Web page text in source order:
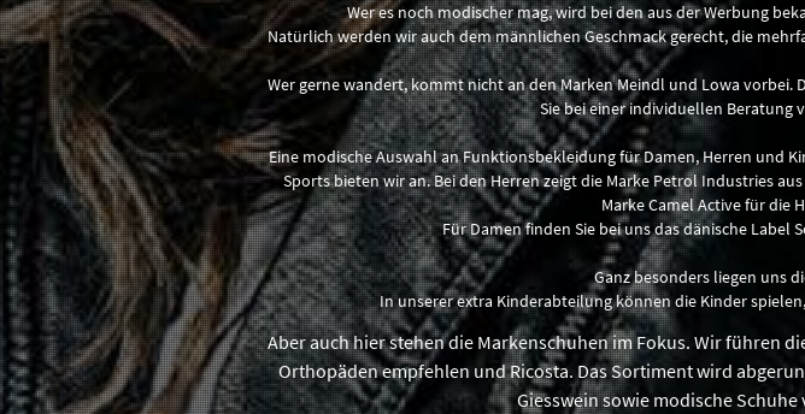
Wer es noch modischer mag, wird bei den aus der Werbung
Natürlich werden wir auch dem männlichen Geschmack gerecht, die
Wer gerne wandert, kommt nicht an den Marken Meindl und Lowa vorbei.
Sie bei einer individuellen Beratung
Eine modische Auswahl an Funktionsbekleidung für Damen, Herren und
Sports bieten wir an. Bei den Herren zeigt die Marke Petrol Industries
Marke Camel Active für die
Für Damen finden Sie bei uns das dänische Label
Ganz besonders liegen uns
In unserer extra Kinderabteilung können die Kinder
Aber auch hier stehen die Markenschuhen im Fokus. Wir führen
Orthopäden empfehlen und Ricosta. Das Sortiment wird
Giesswein sowie modische Schuhe